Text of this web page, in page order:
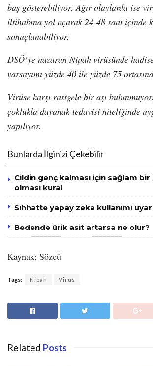
baş gösterebiliyor. Ağır olaylarda ise
iltihabına yol açarak 24-48 saat içinde
sonuçlanabiliyor.
DSÖ’ye nazaran Nipah virüsünde
varsayımı yüzde 40 ile yüzde 75
Virüse karşı rastgele bir aşı
çoklukla dayanak tedavisi niteliğinde
yapılıyor.
Bunlarda İlginizi Çekebilir
Cildin genç kalması için sağlam
olması kural
Sıhhatte yapay zeka kullanımı
Bedende ürik asit artarsa ne olur?
Kaynak: Sözcü
Tags: Nipah Virüs
Related Posts